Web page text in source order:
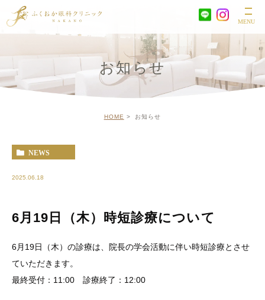
お知らせ
HOME お知らせ
NEWS
2025.06.18
6月19日（木）時短診療について
6月19日（木）の診療は、院長の学会活動に伴い時短診療とさせ
ていただきます。
最終受付：11:00 診療終了：12:00